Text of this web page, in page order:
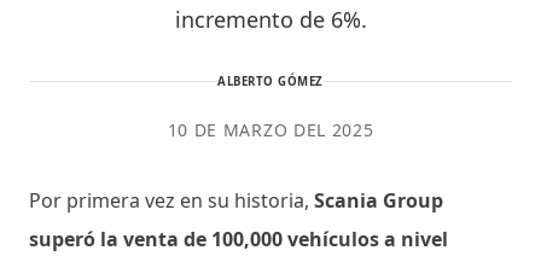
incremento de 6%.
ALBERTO GÓMEZ
10 DE MARZO DEL 2025
Por primera vez en su historia, Scania Group
superó la venta de 100,000 vehículos a nivel